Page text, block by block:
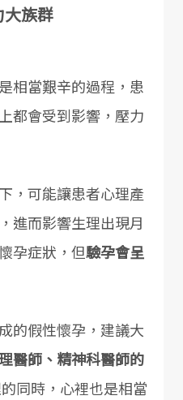
族群
相當艱辛的過程，患
都會受到影響，壓力
，可能讓患者心理產
進而影響生理出現月
孕症狀，但驗孕會呈
的假性懷孕，建議大
醫師、精神科醫師的
同時，心裡也是相當